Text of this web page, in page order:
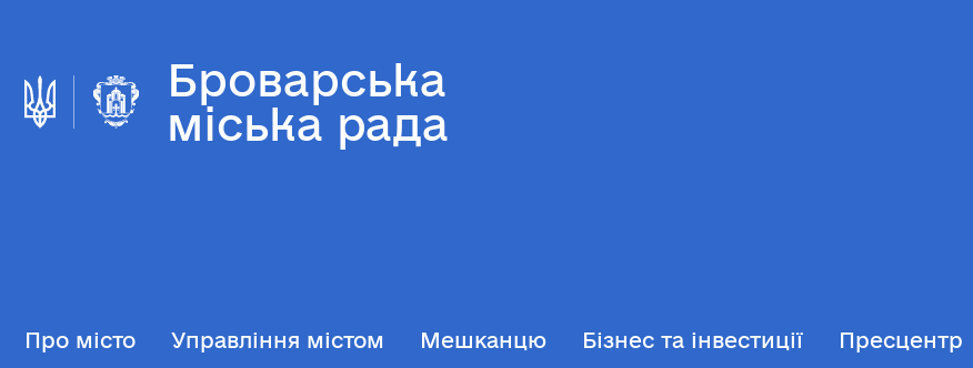
Броварська
міська рада
Про місто Управління містом Мешканцю Бізнес та інвестиції Пресцентр